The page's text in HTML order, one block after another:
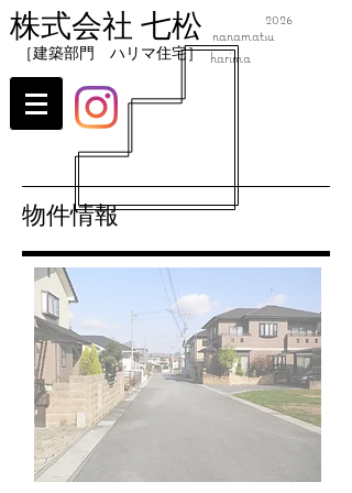
株式会社 七松
​［建築部門 ハリマ住宅］
2026
nanamatsu
harima
​物件情報